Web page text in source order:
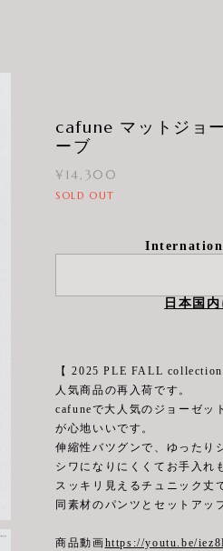
cafune マットジョ
ーブ
¥14,300
SOLD OUT
日本国
【 2025 PLE FALL collection
人気商品の再入荷です。
cafuneで大人気のジョーゼッ
が心地いいです。
伸縮性バツグンで、ゆったり
シワになりにくくてお手入れ
スッキリ見えるチュニック丈
同素材のパンツとセットアッ
商品動画https://youtu.be/